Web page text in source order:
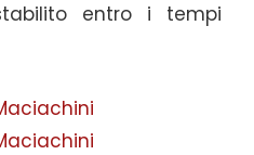
entro i tempi